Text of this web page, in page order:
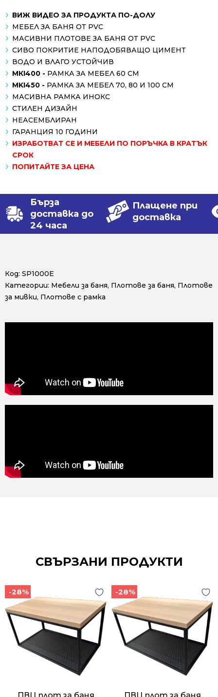
ВИЖ ВИДЕО ЗА ПРОДУКТА ПО-ДОЛУ
МЕБЕЛ ЗА БАНЯ ОТ PVC
МАСИВНИ ПЛОТОВЕ ЗА БАНЯ ОТ PVC
СИВО ПОКРИТИЕ НАПОДОБЯВАЩО ЦИМЕНТ
ВОДО И ВЛАГО УСТОЙЧИВ
МКI400 - РАМКА ЗА МЕБЕЛ 60 СМ
MKI450 - РАМКА ЗА МЕБЕЛ 70, 80 И 100 СМ
МАСИВНА РАМКА ИНОКС
СТИЛЕН ДИЗАЙН
НЕАСЕМБЛИРАН
ГАРАНЦИЯ 10 ГОДИНИ
ИЗРАБОТВАТ СЕ И МЕБЕЛИ ПО ПОРЪЧКА В КРАТЪК
СРОК
ПОПИТАЙТЕ ЗА ЦЕНА
Бърза
доставка до
24 часа
Плащене при
доставка
Код: SP1000E
Категории: Мебели за баня, Плотове за баня, Плотове
за мивки, Плотове с рамка
СВЪРЗАНИ ПРОДУКТИ
-28% -28%